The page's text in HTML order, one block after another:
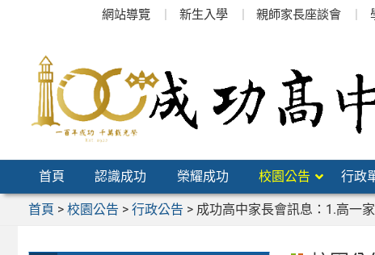
網站導覽 新生入學 親師家長座談會
首頁 認識成功 榮耀成功 校園公告 行政
首頁 > 校園公告 > 行政公告 > 成功高中家長會訊息：1.高一